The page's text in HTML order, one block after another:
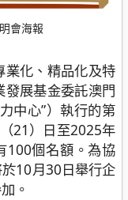
會海報
業化、精品化及特
展基金委託澳門
中心”）執行的第
21）日至2025年
100個名額。為協
10月30日舉行企
。